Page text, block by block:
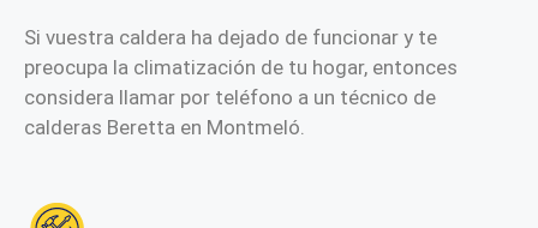
Si vuestra caldera ha dejado de funcionar y te
preocupa la climatización de tu hogar, entonces
considera llamar por teléfono a un técnico de
calderas Beretta en Montmeló.